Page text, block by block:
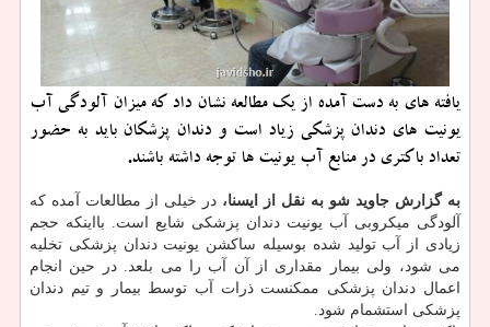
یافته های به دست آمده از یك مطالعه نشان داد كه میزان آلودگی آب
یونیت های دندان پزشكی زیاد است و دندان پزشكان باید به حضور
تعداد باكتری در منابع آب یونیت ها توجه داشته باشند.
به گزارش جاوید شو به نقل از ایسنا، در خیلی از مطالعات آمده که
آلودگی میکروبی آب یونیت دندان پزشکی شایع است. بااینکه حجم
زیادی از آب تولید شده بوسیله ساکشن یونیت دندان پزشکی تخلیه
می شود، ولی بیمار مقداری از آن آب را می بلعد. در حین انجام
اعمال دندان پزشکی ممکنست ذرات آب توسط بیمار و تیم دندان
پزشکی استشمام شود.